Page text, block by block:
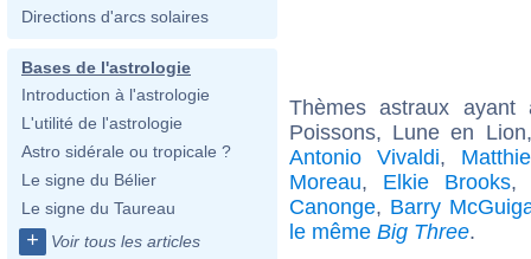
Directions d'arcs solaires
Bases de l'astrologie
Introduction à l'astrologie
L'utilité de l'astrologie
Astro sidérale ou tropicale ?
Le signe du Bélier
Le signe du Taureau
+ Voir tous les articles
Thèmes astraux
Poissons, Lune en
Antonio Vivaldi,
Moreau, Elkie Brooks,
Canonge, Barry
le même Big Three.